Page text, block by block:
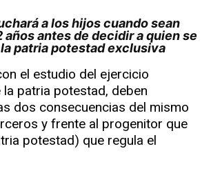
años antes de decidir a quien se
patria potestad exclusiva
el estudio del ejercicio
la patria potestad, deben
dos consecuencias del mismo
y frente al progenitor que
potestad) que regula el